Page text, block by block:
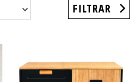
FILTRAR